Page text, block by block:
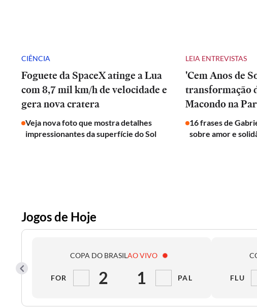
CIÊNCIA
Foguete da SpaceX atinge a Lua
com 8,7 mil km/h de velocidade e
gera nova cratera
Veja nova foto que mostra detalhes
impressionantes da superfície do Sol
LEIA ENTREVISTAS
'Cem Anos de
transformação
Macondo na
16 frases de
sobre amor e
Jogos de Hoje
COPA DO BRASILAO VIVO
FOR 2 1 PAL FLU